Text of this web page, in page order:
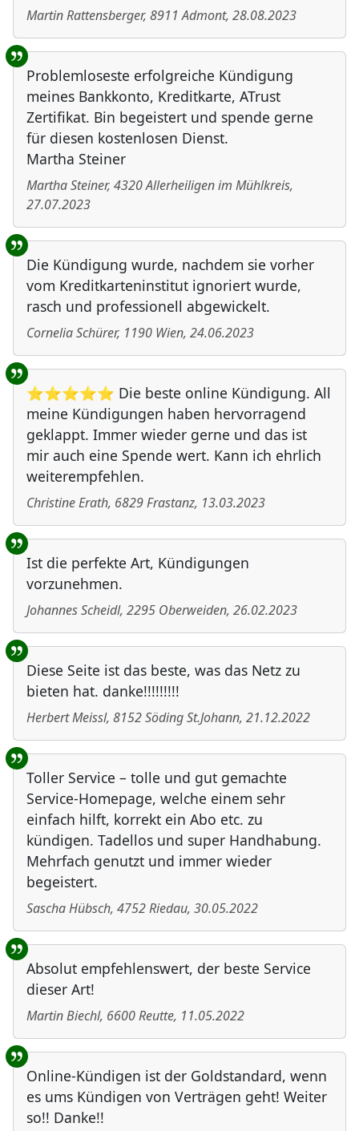
Martin Rattensberger, 8911 Admont, 28.08.2023
Problemloseste erfolgreiche Kündigung
meines Bankkonto, Kreditkarte, ATrust
Zertifikat. Bin begeistert und spende gerne
für diesen kostenlosen Dienst.
Martha Steiner
Martha Steiner, 4320Allerheiligen im Mühlkreis,
27.07.2023
Die Kündigung wurde, nachdem sie vorher
vom Kreditkarteninstitut ignoriert wurde,
rasch und professionell abgewickelt.
Cornelia Schürer, 1190 Wien, 24.06.2023
⭐⭐⭐⭐⭐ Die beste online Kündigung. All
meine Kündigungen haben hervorragend
geklappt. Immer wieder gerne und das ist
mir auch eine Spende wert. Kann ich ehrlich
weiterempfehlen.
Christine Erath, 6829Frastanz, 13.03.2023
Ist die perfekte Art, Kündigungen
vorzunehmen.
Johannes Scheidl, 2295 Oberweiden, 26.02.2023
Diese Seite ist das beste, was das Netz zu
bieten hat. danke!!!!!!!!!
Herbert Meissl, 8152Söding St.Johann, 21.12.2022
Toller Service – tolle und gut gemachte
Service-Homepage, welche einem sehr
einfach hilft, korrekt ein Abo etc. zu
kündigen. Tadellos und super Handhabung.
Mehrfach genutzt und immer wieder
begeistert.
Sascha Hübsch, 4752Riedau, 30.05.2022
Absolut empfehlenswert, der beste Service
dieser Art!
Martin Biechl, 6600Reutte, 11.05.2022
Online-Kündigen ist der Goldstandard, wenn
es ums Kündigen von Verträgen geht! Weiter
so!! Danke!!